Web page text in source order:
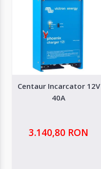
Centaur Incarcator 12V
40A
3.140,80 RON